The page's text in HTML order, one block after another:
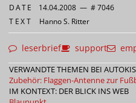
DATE 14.04.2008 — # 7046
TEXT Hanno S. Ritter
leserbrief support
VERWANDTE THEMEN BEI
Zubehör: Flaggen-Antenne zur
IM KONTEXT: DER BLICK INS WEB